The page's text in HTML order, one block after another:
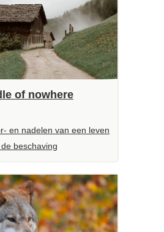
of nowhere
en nadelen van een leven
beschaving